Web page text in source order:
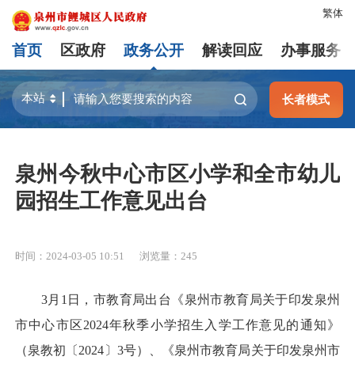
繁体
首页 区政府 政务公开 解读回应 办事服务
长者模式
泉州今秋中心市区小学和全市幼儿
园招生工作意见出台
时间：2024-03-05 10:51 浏览量： 245
3月1日，市教育局出台《泉州市教育局关于印发泉州
市中心市区2024年秋季小学招生入学工作意见的通知》
（泉教初〔2024〕3号）、《泉州市教育局关于印发泉州市